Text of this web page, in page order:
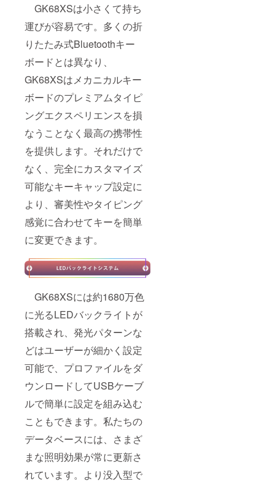
GK68XSは小さくて持ち
運びが容易です。多くの折
りたたみ式Bluetoothキー
ボードとは異なり、
GK68XSはメカニカルキー
ボードのプレミアムタイピ
ングエクスペリエンスを損
なうことなく最高の携帯性
を提供します。それだけで
なく、完全にカスタマイズ
可能なキーキャップ設定に
より、審美性やタイピング
感覚に合わせてキーを簡単
に変更できます。
GK68XSには約1680万色
に光るLEDバックライトが
搭載され、発光パターンな
どはユーザーが細かく設定
可能で、プロファイルをダ
ウンロードしてUSBケーブ
ルで簡単に設定を組み込む
こともできます。私たちの
データベースには、さまざ
まな照明効果が常に更新さ
れています。より没入型で